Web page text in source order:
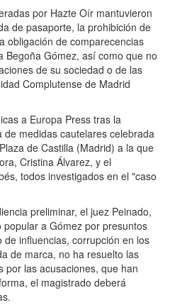
por Hazte Oír mantuvieron
de pasaporte, la prohibición de
obligación de comparecencias
Begoña Gómez, así como que no
de su sociedad o de las
Complutense de Madrid
a Europa Press tras la
medidas cautelares celebrada
de Castilla (Madrid) a la que
Cristina Álvarez, y el
todos investigados en el "caso
preliminar, el juez Peinado,
a Gómez por presuntos
influencias, corrupción en los
de marca, no ha resuelto las
por las acusaciones, que han
el magistrado deberá